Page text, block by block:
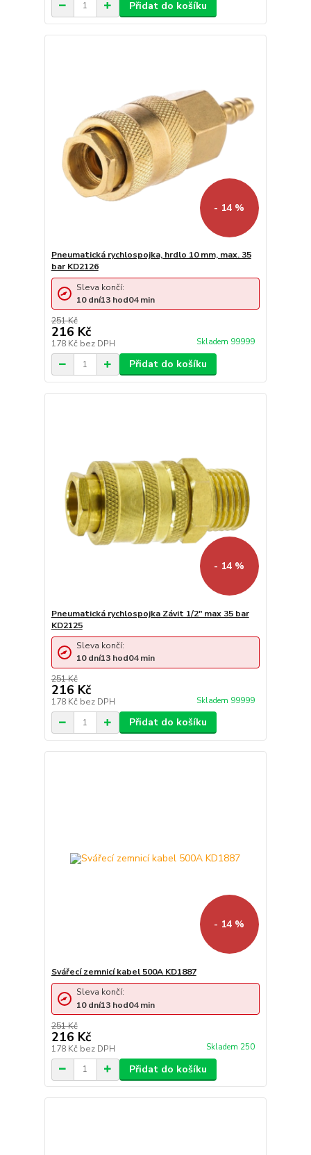
Přidat do košíku
- 14 %
Pneumatická rychlospojka, hrdlo 10 mm, max. 35
bar KD2126
251 Kč
216 Kč
178 Kč bez DPH Skladem 99999
Sleva končí:
10 dní13 hod04min
Přidat do košíku
- 14 %
Pneumatická rychlospojka Závit 1/2" max 35 bar
KD2125
251 Kč
216 Kč
178 Kč bez DPH Skladem 99999
Sleva končí:
10 dní13 hod04min
Přidat do košíku
- 14 %
Svářecí zemnicí kabel 500A KD1887
251 Kč
216 Kč
178 Kč bez DPH Skladem 250
Sleva končí:
10 dní13 hod04min
Přidat do košíku